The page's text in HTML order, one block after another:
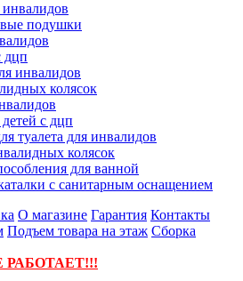
подушки
дцп
инвалидов
колясок
с дцп
туалета для инвалидов
колясок
для ванной
с санитарным оснащением
О магазине Гарантия Контакты
Подъем товара на этаж Сборка